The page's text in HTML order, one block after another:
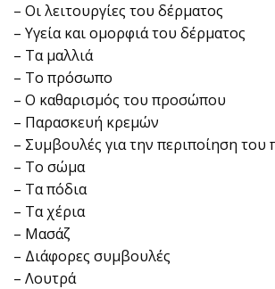
– Οι λειτουργίες του δέρματος
– Υγεία και ομορφιά του δέρματος
– Τα μαλλιά
– Το πρόσωπο
– Ο καθαρισμός του προσώπου
– Παρασκευή κρεμών
– Συμβουλές για την περιποίηση
– Το σώμα
– Τα πόδια
– Τα χέρια
– Μασάζ
– Διάφορες συμβουλές
– Λουτρά